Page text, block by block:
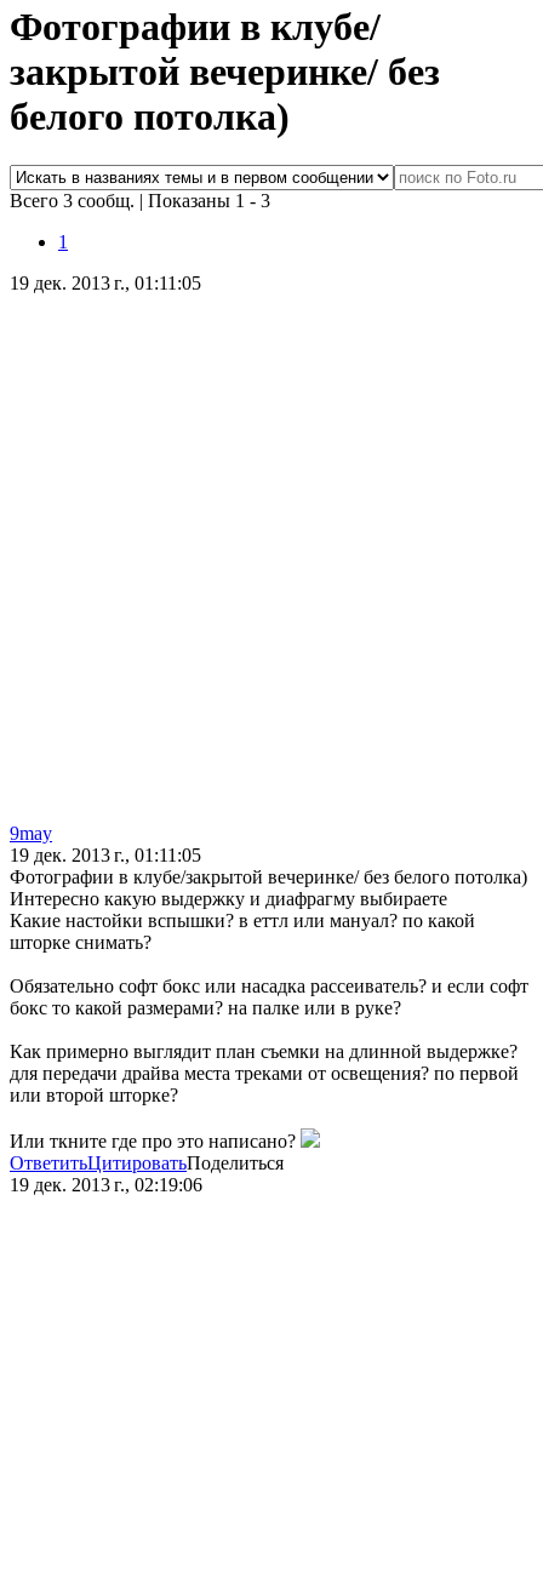
Фотографии в клубе/
закрытой вечеринке/ без
белого потолка)
Всего 3 сообщ. | Показаны 1 - 3
1
19 дек. 2013 г., 01:11:05
9may
19 дек. 2013 г., 01:11:05
Фотографии в клубе/закрытой вечеринке/ без белого потолка)
Интересно какую выдержку и диафрагму выбираете
Какие настойки вспышки? в еттл или мануал? по какой
шторке снимать?
Обязательно софт бокс или насадка рассеиватель? и если софт
бокс то какой размерами? на палке или в руке?
Как примерно выглядит план съемки на длинной выдержке?
для передачи драйва места треками от освещения? по первой
или второй шторке?
Или ткните где про это написано?
ОтветитьЦитироватьПоделиться
19 дек. 2013 г., 02:19:06